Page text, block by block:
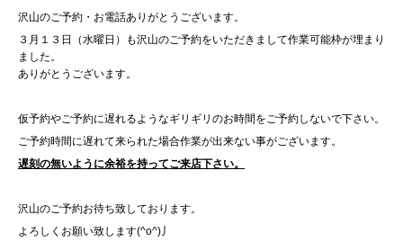
沢山のご予約・お電話ありがとうございます。
３月１３日（水曜日）も沢山のご予約をいただきまして作業可能枠が埋まり
ました。
ありがとうございます。
仮予約やご予約に遅れるようなギリギリのお時間をご予約しないで下さい。
ご予約時間に遅れて来られた場合作業が出来ない事がございます。
遅刻の無いように余裕を持ってご来店下さい。
沢山のご予約お待ち致しております。
よろしくお願い致します(^o^)丿